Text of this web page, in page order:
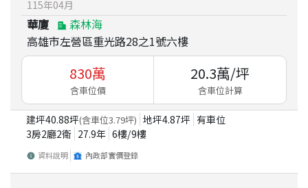
115年04月
華廈
森林海
高雄市左營區重光路28之1號六樓
830萬
含車位價
20.3萬/坪
含車位計算
建坪40.88坪(含車位3.79坪) 地坪4.87坪 有車位
3房2廳2衛 27.9年 6樓/9樓
資料說明 內政部實價登錄